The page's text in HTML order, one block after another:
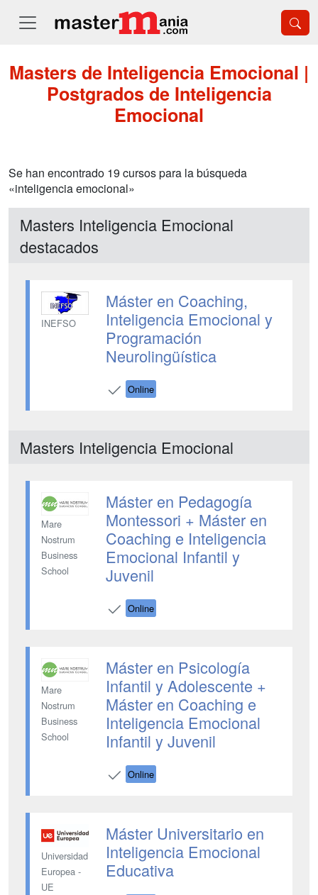
Masters de Inteligencia Emocional |
Postgrados de Inteligencia
Emocional
Se han encontrado 19 cursos para la búsqueda
«inteligencia emocional»
Masters Inteligencia Emocional
destacados
INEFSO
Máster en Coaching,
Inteligencia Emocional y
Programación
Neurolingüística
Online
Masters Inteligencia Emocional
Mare
Nostrum
Business
School
Máster en Pedagogía
Montessori + Máster en
Coaching e Inteligencia
Emocional Infantil y
Juvenil
Online
Mare
Nostrum
Business
School
Máster en Psicología
Infantil y Adolescente +
Máster en Coaching e
Inteligencia Emocional
Infantil y Juvenil
Online
Universidad
Europea -
UE
Máster Universitario en
Inteligencia Emocional
Educativa